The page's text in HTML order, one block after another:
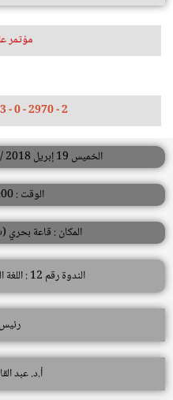
مؤتمر
- 0 - 2970 - 2
الخميس 19 إبريل 2018 / الموافق 03 شعبان 1439 ه
الوقت : 10:00 – 11:00
المكان : قاعة
الندوة رقم 12 : اللغة العربية والقرآن الكريم -2-
أ.د. عبد